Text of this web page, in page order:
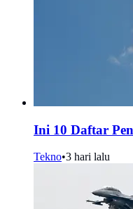
Ini 10 Daftar
Tekno•3 hari lalu